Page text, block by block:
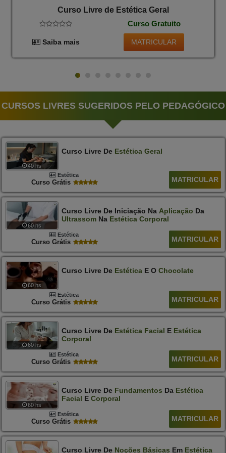
Curso Livre de Estética Geral
Curso Gratuito
Saiba mais MATRICULAR
CURSOS LIVRES SUGERIDOS PELO PEDAGÓGICO
40 hs
Curso Livre De Estética Geral
Estética
Curso Grátis MATRICULAR
60 hs
Curso Livre De Iniciação Na Aplicação Da
UltrassomNa Estética Corporal
Estética
Curso Grátis MATRICULAR
60 hs
Curso Livre De EstéticaE O Chocolate
Estética
Curso Grátis MATRICULAR
60 hs
Curso Livre De Estética Facial E Estética
Corporal
Estética
Curso Grátis MATRICULAR
60 hs
Curso Livre De Fundamentos Da Estética
Facial E Corporal
Estética
Curso Grátis MATRICULAR
Curso Livre De Noções Básicas Em Estética